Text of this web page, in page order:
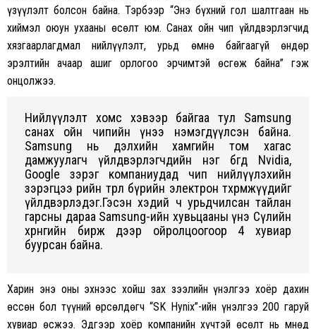
үзүүлэлт болсон байна. Тэрбээр “Энэ бүхний гол шалтгаан нь
хиймэл оюун ухааны өсөлт юм. Санах ойн чип үйлдвэрлэгчид
хязгаарлагдмал нийлүүлэлт, урьд өмнө байгаагүй өндөр
эрэлтийн ачаар ашиг орлогоо эрчимтэй өсгөж байна” гэж
онцолжээ.
Нийлүүлэлт хомс хэвээр байгаа тул Samsung
санах ойн чипийн үнээ нэмэгдүүлсэн байна.
Samsung нь дэлхийн хамгийн том хагас
дамжуулагч үйлдвэрлэгчдийн нэг бөгөөд Nvidia,
Google зэрэг компаниудад чип нийлүүлэхийн
зэрэгцээ өөрийн төрөл бүрийн электрон төхөөрөмжүүдийг
үйлдвэрлэдэг.Гэсэн хэдий ч урьдчилсан тайлан
гарсны дараа Samsung-ийн хувьцааны үнэ Сөүлийн
хөрөнгийн бирж дээр ойролцоогоор 4 хувиар
буурсан байна.
Харин энэ оны эхнээс хойш зах зээлийн үнэлгээ хоёр дахин
өссөн бол түүний өрсөлдөгч “SK Hynix”-ийн үнэлгээ 200 гаруй
хувиар өсжээ. Эдгээр хоёр компанийн хүчтэй өсөлт нь Өмнөд